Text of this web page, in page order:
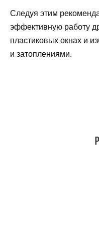
Следуя этим
эффективную работу
пластиковых окнах и
и затоплениями.